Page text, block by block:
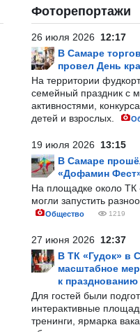
Фоторепортажи
26 июля 2026 12:17
В Самаре
провел День
На территории
семейный праздник с
активностями,
детей и взрослых.
19 июля 2026 13:15
В Самаре
«Дофамин
На площадке около
могли запустить
Общество 1219
27 июня 2026 12:37
В ТК «Гудок» в
масштабное
к
Для гостей были
интерактивные
тренинги, ярмарка